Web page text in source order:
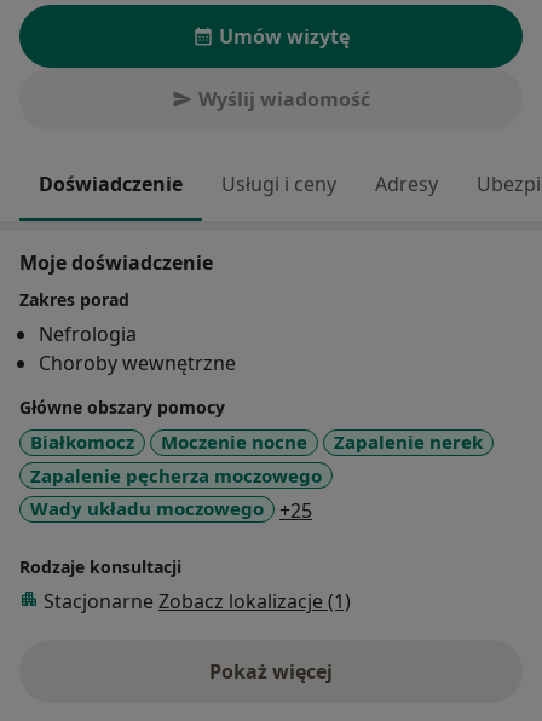
Umów wizytę
Wyślij wiadomość
Doświadczenie Usługi i ceny Adresy
Moje doświadczenie
Zakres porad
Nefrologia
Choroby wewnętrzne
Główne obszary pomocy
Białkomocz Moczenie nocne
Zapalenie nerek
Zapalenie pęcherza moczowego
Wady układu moczowego
+25
Rodzaje konsultacji
Stacjonarne Zobacz lokalizacje (1)
Pokaż więcejo doświadczeniu